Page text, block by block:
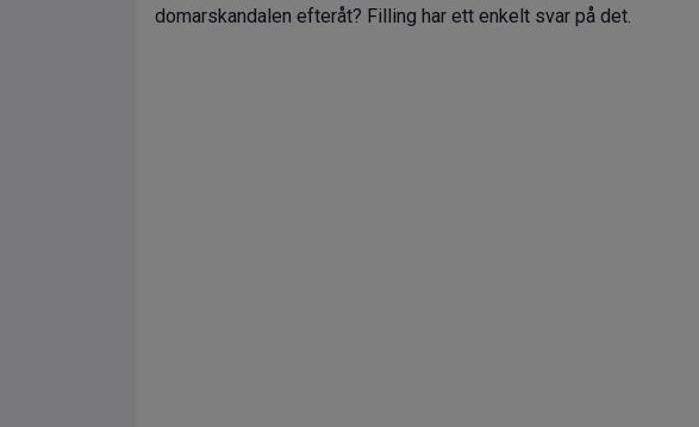
domarskandalen efteråt? Filling har ett enkelt svar på det.